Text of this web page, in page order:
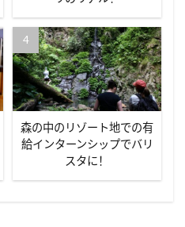
森の中のリゾート地での有
給インターンシップでバリ
スタに！